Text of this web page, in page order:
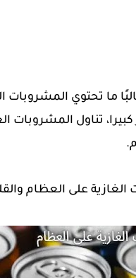
ما تحتوي المشروبات
تناول
على العظام